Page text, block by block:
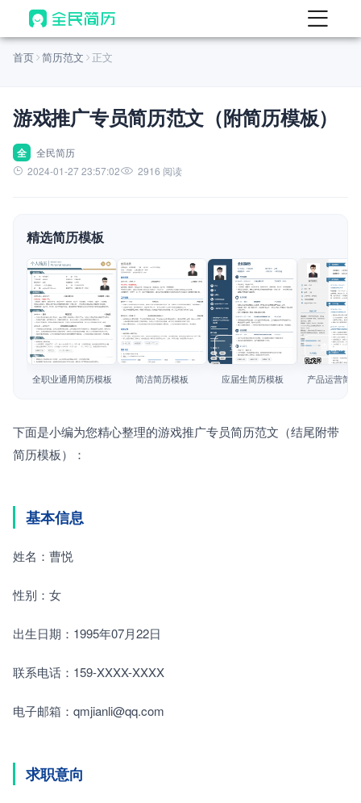
首页
AI 生成简历
AI 优化简历
AI 翻译简历
AI 模拟面试
面试自我介绍
AI 职场工具 New
简历模板
简历教程
首页 简历范文 正文
游戏推广专员简历范文（附简历模板）
全
全民简历
2024-01-27 23:57:02
2916 阅读
精选简历模板
查看模板
全职业通用简历模板
查看模板
简洁简历模板
查看模板
应届生简历模板
查看模板
产品运营简
下面是小编为您精心整理的游戏推广专员简历范文（结尾附带
简历模板）：
基本信息
姓名：曹悦
性别：女
出生日期：1995年07月22日
联系电话：159-XXXX-XXXX
电子邮箱：qmjianli@qq.com
求职意向